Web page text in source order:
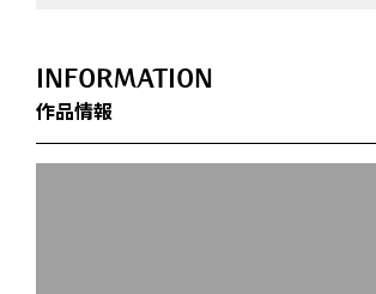
INFORMATION
作品情報